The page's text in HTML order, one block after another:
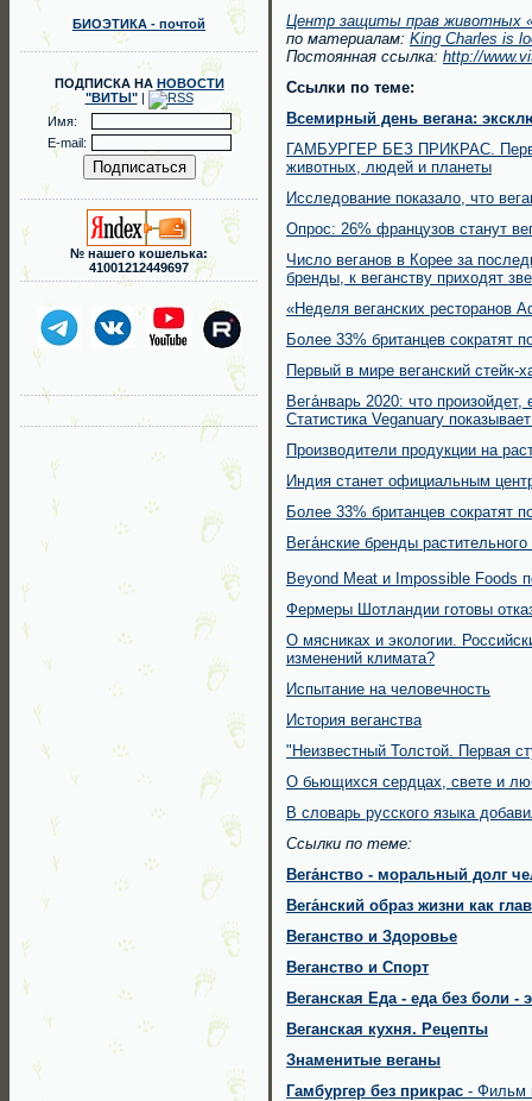
БИОЭТИКА - почтой
ПОДПИСКА НА НОВОСТИ
"ВИТЫ"|
Имя:
E-mail:
№ нашего кошелька:
41001212449697
Центр защиты прав животных
по материалам: King Charles is
Постоянная ссылка: http://
Ссылки по теме:
Всемирный день вегана:
ГАМБУРГЕР БЕЗ ПРИКРАС.
животных, людей и планеты
Исследование показало, что
Опрос: 26% французов станут
Число веганов в Корее за
бренды, к веганству приходят
«Неделя веганских ресторанов
Более 33% британцев сократят
Первый в мире веганский стейк-
Вега́нварь 2020: что
Статистика Veganuary
Производители продукции на
Индия станет официальным
Более 33% британцев сократят
Вега́нские бренды
Beyond Meat и Impossible Foods
Фермеры Шотландии готовы
О мясниках и экологии.
изменений климата?
Испытание на человечность
История веганства
"Неизвестный Толстой. Первая
О бьющихся сердцах, свете и
В словарь русского языка
Ссылки по теме:
Вега́нство - моральный долг
Вега́нский образ жизни как
Веганство и Здоровье
Веганство и Cпорт
Веганская Еда - еда без боли -
Веганская кухня. Рецепты
Знаменитые веганы
Гамбургер без прикрас - Фильм